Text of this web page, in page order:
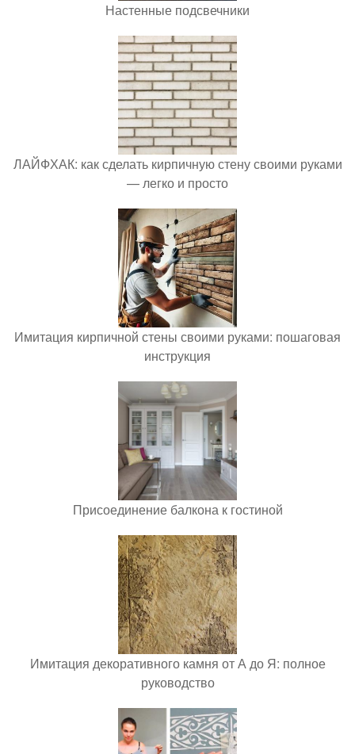
Настенные подсвечники
ЛАЙФХАК: как сделать кирпичную стену своими руками
— легко и просто
Имитация кирпичной стены своими руками: пошаговая
инструкция
Присоединение балкона к гостиной
Имитация декоративного камня от А до Я: полное
руководство